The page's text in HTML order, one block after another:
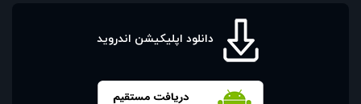
دانلود اپلیکیشن اندروید